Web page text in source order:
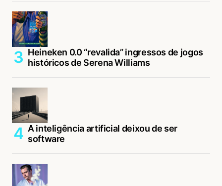
Heineken 0.0 “revalida” ingressos de jogos
históricos de Serena Williams
A inteligência artificial deixou de ser
software